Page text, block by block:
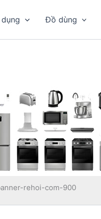
Đồ dùng
rehoi-com-900